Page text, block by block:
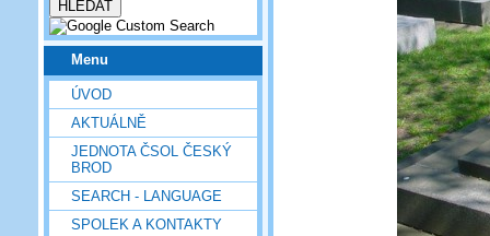
Menu
ÚVOD
AKTUÁLNĚ
JEDNOTA ČSOL ČESKÝ
BROD
SEARCH - LANGUAGE
SPOLEK A KONTAKTY